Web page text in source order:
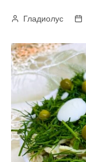
Гладиолус